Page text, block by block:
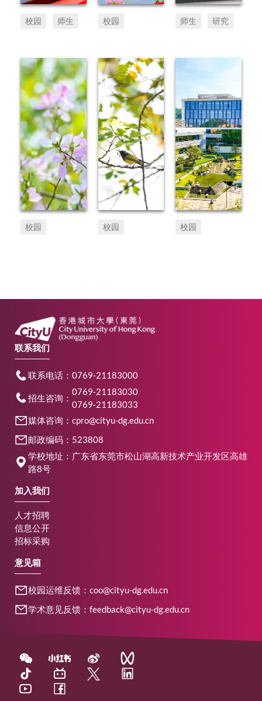
校园 师生
校园
校园
校园
师生 研究
校园
联系我们
联系电话：0769-21183000
招生咨询：
0769-21183030
0769-21183033
媒体咨询：cpro@cityu-dg.edu.cn
邮政编码：523808
学校地址：广东省东莞市松山湖高新技术产业开发区高雄
路8号
加入我们
人才招聘
信息公开
招标采购
意见箱
校园运维反馈：coo@cityu-dg.edu.cn
学术意见反馈：feedback@cityu-dg.edu.cn